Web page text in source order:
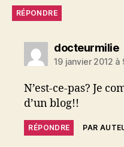
RÉPONDRE
docteurmilie
19 janvier 2012 à
N’est-ce-pas? Je
d’un blog!!
RÉPONDRE PAR